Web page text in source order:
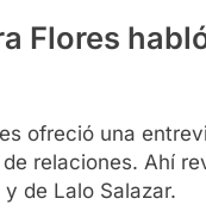
Flores
ofreció una
relaciones. Ahí
de Lalo Salazar.